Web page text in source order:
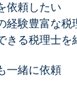
依頼したい
経験豊富な税
きる税理士を
一緒に依頼